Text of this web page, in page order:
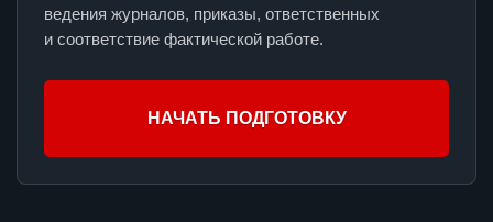
ведения журналов, приказы, ответственных
и соответствие фактической работе.
НАЧАТЬ ПОДГОТОВКУ